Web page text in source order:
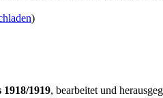
)
1919, bearbeitet und